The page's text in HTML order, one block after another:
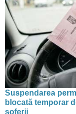
Suspendarea
blocată temporar
șoferii